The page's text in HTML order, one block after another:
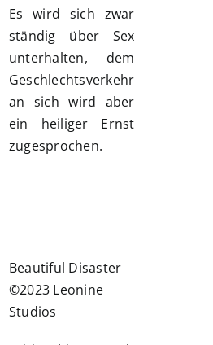
Es wird sich zwar
ständig über Sex
unterhalten, dem
Geschlechtsverkehr
an sich wird aber
ein heiliger Ernst
zugesprochen.
Beautiful Disaster
©2023 Leonine
Studios